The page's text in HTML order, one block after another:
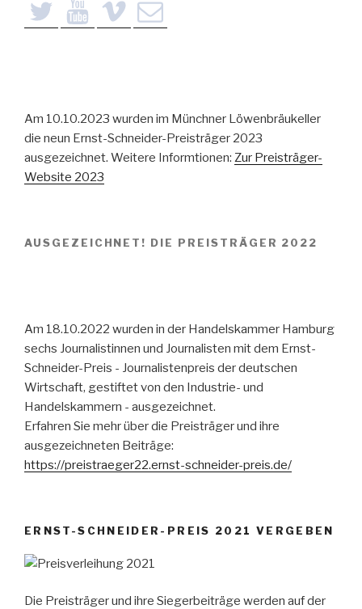
Am 10.10.2023 wurden im Münchner Löwenbräukeller
die neun Ernst-Schneider-Preisträger 2023
ausgezeichnet. Weitere Informtionen: Zur Preisträger-
Website 2023
AUSGEZEICHNET! DIE PREISTRÄGER 2022
Am 18.10.2022 wurden in der Handelskammer Hamburg
sechs Journalistinnen und Journalisten mit dem Ernst-
Schneider-Preis - Journalistenpreis der deutschen
Wirtschaft, gestiftet von den Industrie- und
Handelskammern - ausgezeichnet.
Erfahren Sie mehr über die Preisträger und ihre
ausgezeichneten Beiträge:
https://preistraeger22.ernst-schneider-preis.de/
ERNST-SCHNEIDER-PREIS 2021 VERGEBEN
Die Preisträger und ihre Siegerbeiträge werden auf der